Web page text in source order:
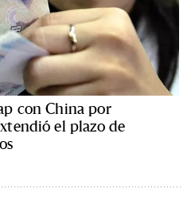
con China por
el plazo de